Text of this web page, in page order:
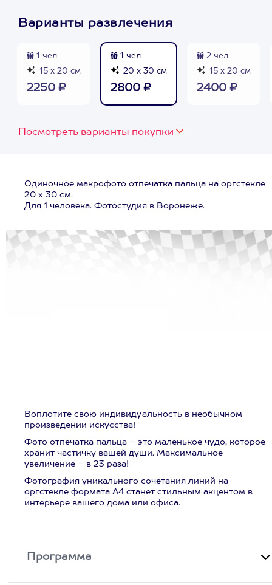
Варианты развлечения
1 чел
15 х 20 см
2250 ₽
1 чел
20 х 30 см
2800 ₽
2 чел
15 х 20 см
2400 ₽
Посмотреть варианты покупки
Одиночное макрофото отпечатка пальца на оргстекле
20 х 30 см.
Для 1 человека. Фотостудия в Воронеже.
Воплотите свою индивидуальность в необычном
произведении искусства!
Фото отпечатка пальца – это маленькое чудо, которое
хранит частичку вашей души. Максимальное
увеличение – в 23 раза!
Фотография уникального сочетания линий на
оргстекле формата А4 станет стильным акцентом в
интерьере вашего дома или офиса.
Программа